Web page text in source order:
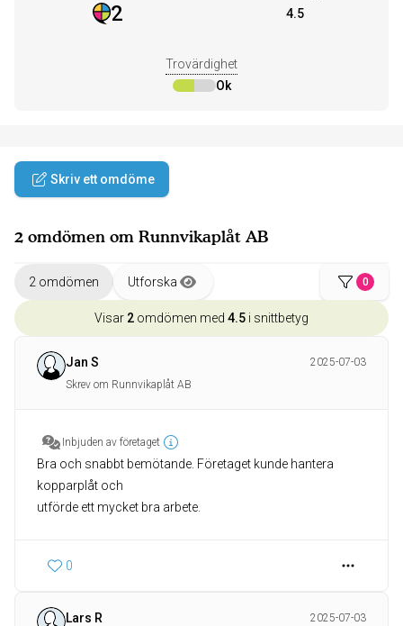
2
4.5
Trovärdighet
Ok
Skriv ett omdöme
2 omdömen om Runnvikaplåt AB
2 omdömen Utforska 0
Visar 2 omdömen med 4.5 i snittbetyg
Jan S
2025-07-03
Skrev om Runnvikaplåt AB
Inbjuden av företaget
Bra och snabbt bemötande. Företaget kunde hantera
kopparplåt och
utförde ett mycket bra arbete.
0
Lars R
2025-07-03